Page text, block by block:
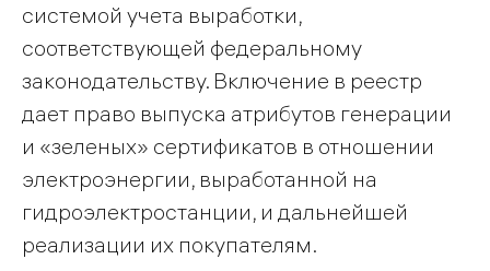
системой учета выработки,
соответствующей федеральному
законодательству. Включение в реестр
дает право выпуска атрибутов генерации
и «зеленых» сертификатов в отношении
электроэнергии, выработанной на
гидроэлектростанции, и дальнейшей
реализации их покупателям.